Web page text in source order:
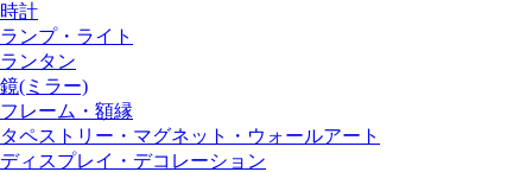
時計
ランプ・ライト
ランタン
鏡(ミラー)
フレーム・額縁
タペストリー・マグネット・ウォールアート
ディスプレイ・デコレーション